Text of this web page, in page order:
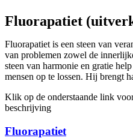
Fluorapatiet
Fluorapatiet is een steen van
van problemen zowel de
steen van harmonie en gratie
mensen op te lossen. Hij brengt
Klik op de onderstaande link
beschrijving
Fluorapatiet